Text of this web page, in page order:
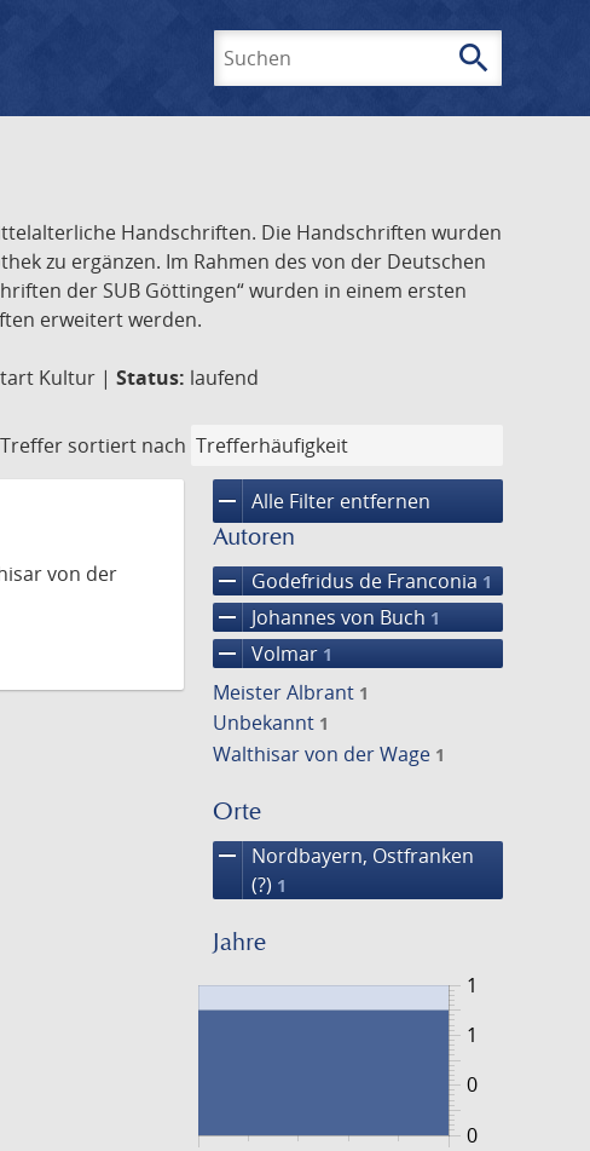
search
Handschriften. Die Handschriften wurden
zu ergänzen. Im Rahmen des von der Deutschen
der SUB Göttingen“ wurden in einem ersten
erweitert werden.
Kultur | Status: laufend
sortiert nach
remove Alle Filter entfernen
Autoren
remove Godefridus de Franconia 1
remove Johannes von Buch 1
remove Volmar 1
Meister Albrant 1
Unbekannt 1
Walthisar von der Wage 1
Orte
remove
Nordbayern, Ostfranken
(?) 1
Jahre
0
1
0
1
von der